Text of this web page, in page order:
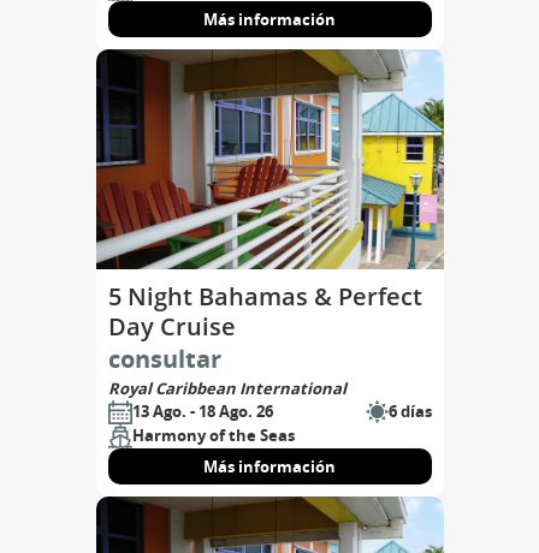
Más información
5 Night Bahamas & Perfect
Day Cruise
consultar
Royal Caribbean International
13 Ago. - 18 Ago. 26
6 días
Harmony of the Seas
Más información